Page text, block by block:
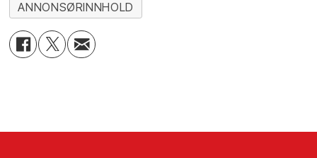
ANNONSØRINNHOLD